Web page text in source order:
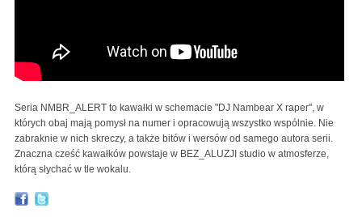
Seria NMBR_ALERT to kawałki w schemacie "DJ Nambear X raper", w
których obaj mają pomysł na numer i opracowują wszystko wspólnie. Nie
zabraknie w nich skreczy, a także bitów i wersów od samego autora serii.
Znaczna cześć kawałków powstaje w BEZ_ALUZJI studio w atmosferze,
którą słychać w tle wokalu.